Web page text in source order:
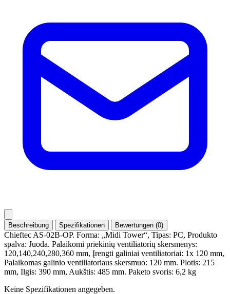
Beschreibung Spezifikationen Bewertungen (0)
Chieftec AS-02B-OP. Forma: „Midi Tower“, Tipas: PC, Produkto
spalva: Juoda. Palaikomi priekinių ventiliatorių skersmenys:
120,140,240,280,360 mm, Įrengti galiniai ventiliatoriai: 1x 120 mm,
Palaikomas galinio ventiliatoriaus skersmuo: 120 mm. Plotis: 215
mm, Ilgis: 390 mm, Aukštis: 485 mm. Paketo svoris: 6,2 kg
Keine Spezifikationen angegeben.